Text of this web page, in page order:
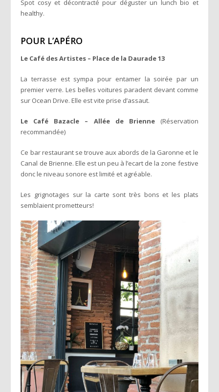
Spot cosy et décontracté pour déguster un lunch bio et
healthy.
POUR L’APÉRO
Le Café des Artistes – Place de la Daurade 13
La terrasse est sympa pour entamer la soirée par un
premier verre. Les belles voitures paradent devant comme
sur Ocean Drive. Elle est vite prise d’assaut.
Le Café Bazacle – Allée de Brienne (Réservation
recommandée)
Ce bar restaurant se trouve aux abords de la Garonne et le
Canal de Brienne. Elle est un peu à l’ecart de la zone festive
donc le niveau sonore est limité et agréable.
Les grignotages sur la carte sont très bons et les plats
semblaient prometteurs!